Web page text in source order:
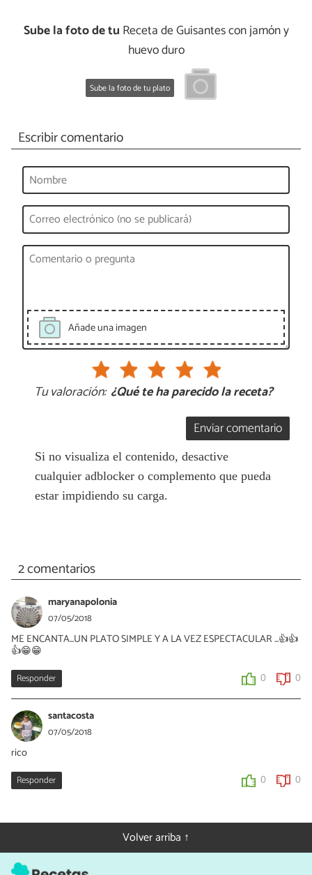
Sube la foto de tu Receta de Guisantes con jamón y
huevo duro
Sube la foto de tu plato
Escribir comentario
Añade una imagen
Tu valoración: ¿Qué te ha parecido la receta?
Enviar comentario
Si no visualiza el contenido, desactive
cualquier adblocker o complemento que pueda
estar impidiendo su carga.
2 comentarios
maryanapolonia
07/05/2018
ME ENCANTA...UN PLATO SIMPLE Y A LA VEZ ESPECTACULAR ...👍👍
👍😁😁
Responder 0 0
santacosta
07/05/2018
rico
Responder 0 0
Volver arriba ↑